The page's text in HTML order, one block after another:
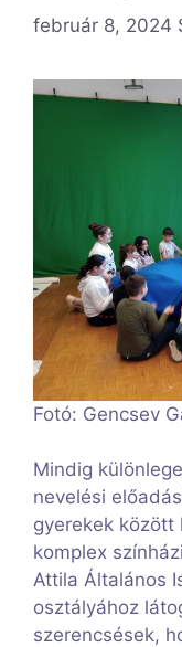
február 8, 2024
Fotó: Gencsev
Mindig
nevelési
gyerekek között
komplex
Attila Általános
osztályához
szerencsések,